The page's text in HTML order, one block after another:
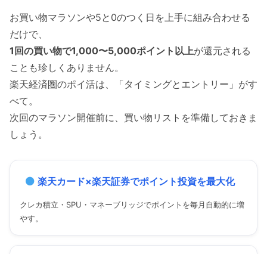
お買い物マラソンや5と0のつく日を上手に組み合わせる
だけで、
1回の買い物で1,000〜5,000ポイント以上が還元される
ことも珍しくありません。
楽天経済圏のポイ活は、「タイミングとエントリー」がす
べて。
次回のマラソン開催前に、買い物リストを準備しておきま
しょう。
楽天カード×楽天証券でポイント投資を最大化
クレカ積立・SPU・マネーブリッジでポイントを毎月自動的に増
やす。